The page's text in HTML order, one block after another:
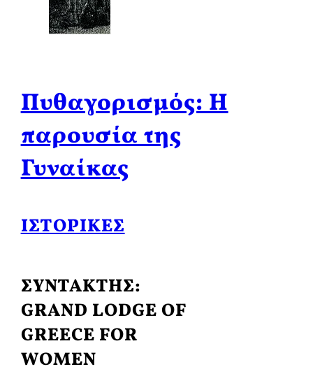
Πυθαγορισμός: Η
παρουσία της
Γυναίκας
ΙΣΤΟΡΙΚΈΣ
ΣΥΝΤΑΚΤΗΣ:
GRAND LODGE OF
GREECE FOR
WOMEN